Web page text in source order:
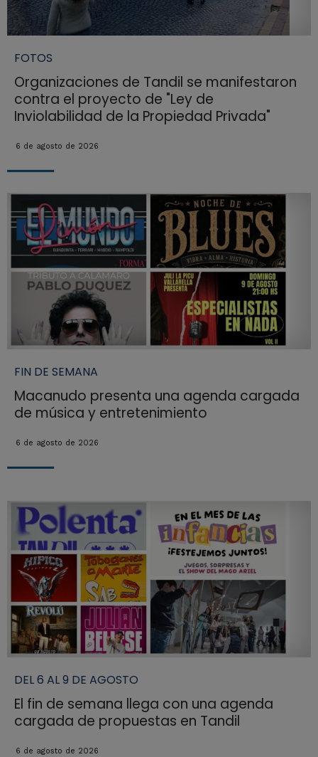
FOTOS
Organizaciones de Tandil se manifestaron
contra el proyecto de "Ley de
Inviolabilidad de la Propiedad Privada"
6 de agosto de 2026
FIN DE SEMANA
Macanudo presenta una agenda cargada
de música y entretenimiento
6 de agosto de 2026
DEL 6 AL 9 DE AGOSTO
El fin de semana llega con una agenda
cargada de propuestas en Tandil
6 de agosto de 2026